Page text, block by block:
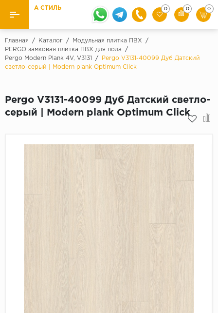
Назад
Ламинат Бренды
Quick Step
Ковролин и ковровая плитка
Кварцевый ламинат SPC
А СТИЛЬ 0 0 0
Главная / Каталог / Модульная плитка ПВХ
/
PERGO замковая плитка ПВХ для пола
/
Pergo Modern Plank 4V, V3131
/
Pergo V3131-40099 Дуб Датский
светло-серый | Modern plank Optimum Click
Pergo V3131-40099 Дуб Датский светло-
серый | Modern plank Optimum Click